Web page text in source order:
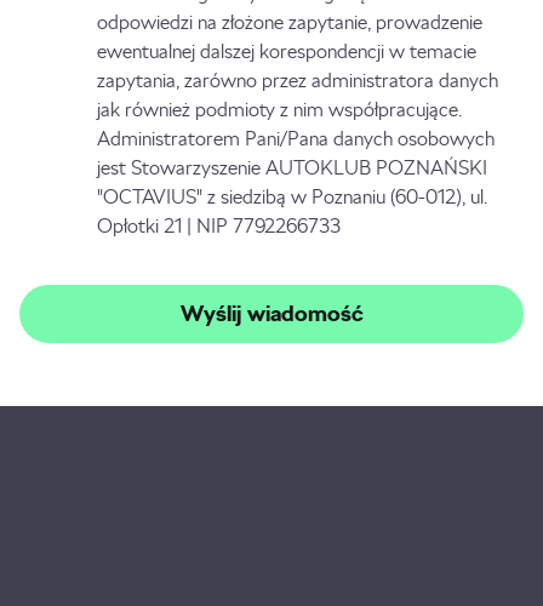
odpowiedzi na złożone zapytanie, prowadzenie
ewentualnej dalszej korespondencji w temacie
zapytania, zarówno przez administratora danych
jak również podmioty z nim współpracujące.
Administratorem Pani/Pana danych osobowych
jest Stowarzyszenie AUTOKLUB POZNAŃSKI
"OCTAVIUS" z siedzibą w Poznaniu (60-012), ul.
Opłotki 21 | NIP 7792266733